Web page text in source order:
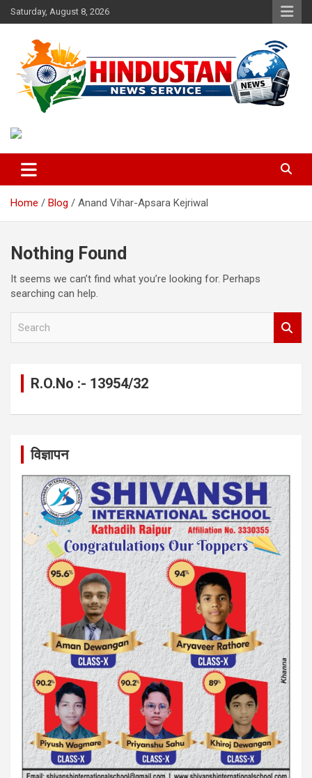
Skip
to
Saturday, August 8, 2026
Hindustan News Service
Home Blog Anand Vihar-Apsara Kejriwal
Nothing Found
It seems we can’t find what you’re looking for. Perhaps
searching can help.
R.O.No :- 13954/32
विज्ञापन